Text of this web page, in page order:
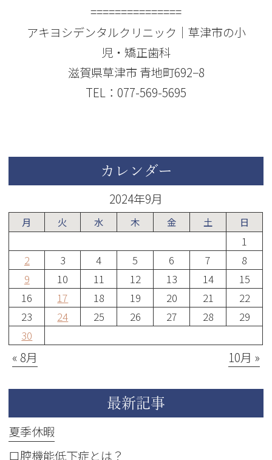
===============
アキヨシデンタルクリニック｜草津市の小
児・矯正歯科
滋賀県草津市 青地町692−8
TEL：077-569-5695
カレンダー
2024年9月
月 火 水 木 金 土 日
1
2
3 4 5 6 7
8
9
10 11 12 13 14
15
16
17 18 19 20 21
22
23
24 25 26 27 28
29
30
« 8月 10月 »
最新記事
夏季休暇
口腔機能低下症とは？